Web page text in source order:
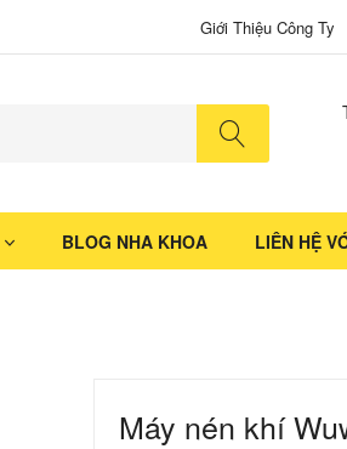
Giới Thiệu Công Ty
BLOG NHA KHOA LIÊN HỆ
Máy nén khí